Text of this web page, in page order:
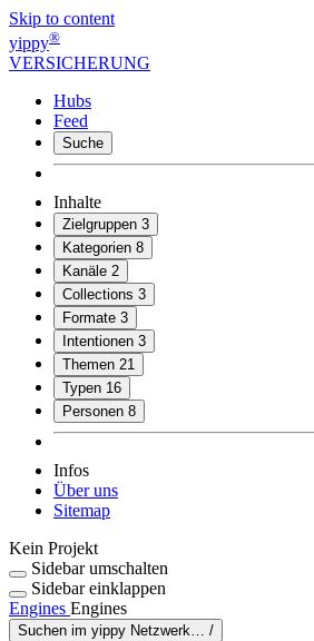
Skip to content
yippy®
VERSICHERUNG
Hubs
Feed
Suche
Inhalte
Zielgruppen 3
Kategorien 8
Kanäle 2
Collections 3
Formate 3
Intentionen 3
Themen 21
Typen 16
Personen 8
Infos
Über uns
Sitemap
Kein Projekt
Sidebar umschalten
Sidebar einklappen
Engines Engines
Suchen im yippy Netzwerk… /